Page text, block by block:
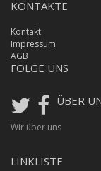
KONTAKTE
Kontakt
Impressum
AGB
FOLGE UNS
ÜBER
Wir über uns
LINKLISTE